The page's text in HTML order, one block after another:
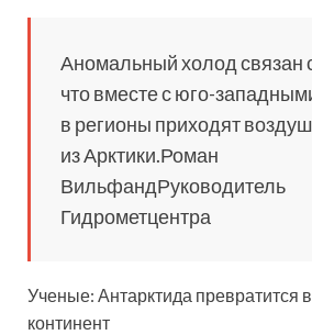
Аномальный холод связан
что вместе с юго-
в регионы приходят
из Арктики.Роман
ВильфандРуководитель
Гидрометцентра
Ученые: Антарктида превратится
континент